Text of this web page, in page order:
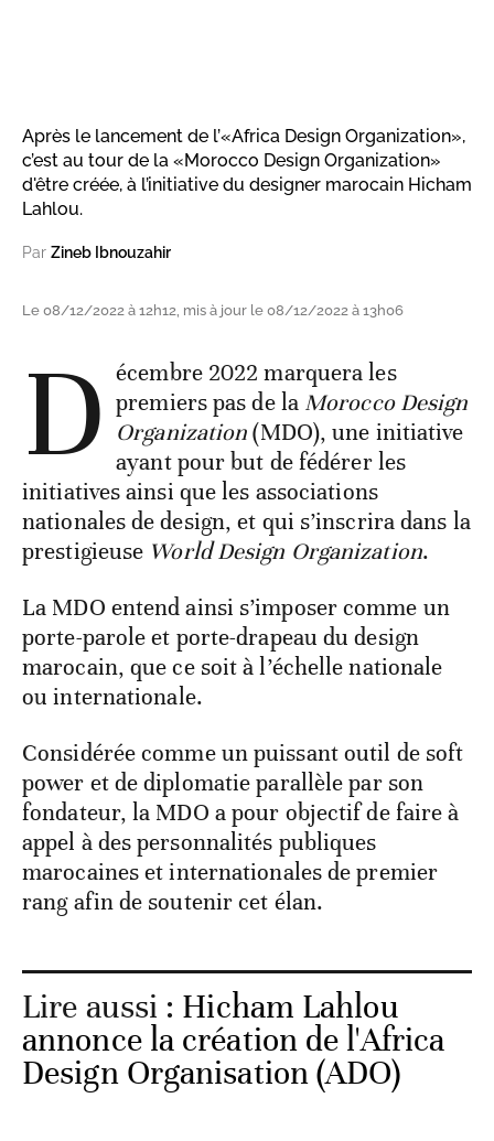
Après le lancement de l’«Africa Design Organization»,
c’est au tour de la «Morocco Design Organization»
d'être créée, à l’initiative du designer marocain Hicham
Lahlou.
Par Zineb Ibnouzahir
Le 08/12/2022 à 12h12, mis à jour le 08/12/2022 à 13h06
D écembre 2022 marquera les
premiers pas de la Morocco Design
Organization(MDO), une initiative
ayant pour but de fédérer les
initiatives ainsi que les associations
nationales de design, et qui s’inscrira dans la
prestigieuse World Design Organization.
La MDO entend ainsi s’imposer comme un
porte-parole et porte-drapeau du design
marocain, que ce soit à l’échelle nationale
ou internationale.
Considérée comme un puissant outil de soft
power et de diplomatie parallèle par son
fondateur, la MDO a pour objectif de faire à
appel à des personnalités publiques
marocaines et internationales de premier
rang afin de soutenir cet élan.
Lire aussi : Hicham Lahlou
annonce la création de l'Africa
Design Organisation (ADO)